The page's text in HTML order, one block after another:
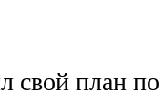
свой план